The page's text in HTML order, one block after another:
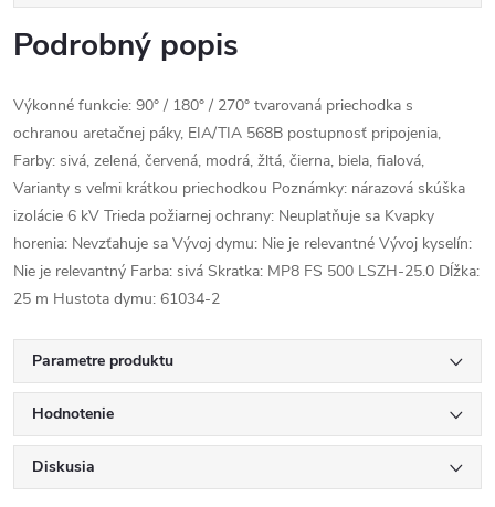
Podrobný popis
Výkonné funkcie: 90° / 180° / 270° tvarovaná priechodka s
ochranou aretačnej páky, EIA/TIA 568B postupnosť pripojenia,
Farby: sivá, zelená, červená, modrá, žltá, čierna, biela, fialová,
Varianty s veľmi krátkou priechodkou Poznámky: nárazová skúška
izolácie 6 kV Trieda požiarnej ochrany: Neuplatňuje sa Kvapky
horenia: Nevzťahuje sa Vývoj dymu: Nie je relevantné Vývoj kyselín:
Nie je relevantný Farba: sivá Skratka: MP8 FS 500 LSZH-25.0 Dĺžka:
25 m Hustota dymu: 61034-2
Parametre produktu
Hodnotenie
Diskusia